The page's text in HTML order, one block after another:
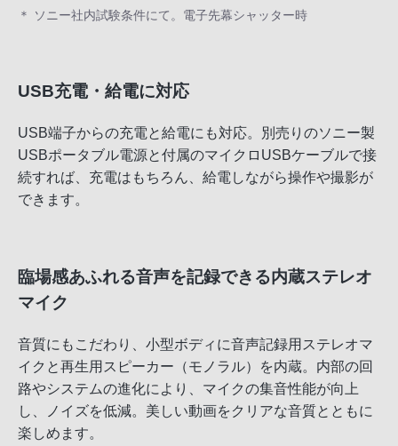
＊ ソニー社内試験条件にて。電子先幕シャッター時
USB充電・給電に対応
USB端子からの充電と給電にも対応。別売りのソニー製
USBポータブル電源と付属のマイクロUSBケーブルで接
続すれば、充電はもちろん、給電しながら操作や撮影が
できます。
臨場感あふれる音声を記録できる内蔵ステレオ
マイク
音質にもこだわり、小型ボディに音声記録用ステレオマ
イクと再生用スピーカー（モノラル）を内蔵。内部の回
路やシステムの進化により、マイクの集音性能が向上
し、ノイズを低減。美しい動画をクリアな音質とともに
楽しめます。